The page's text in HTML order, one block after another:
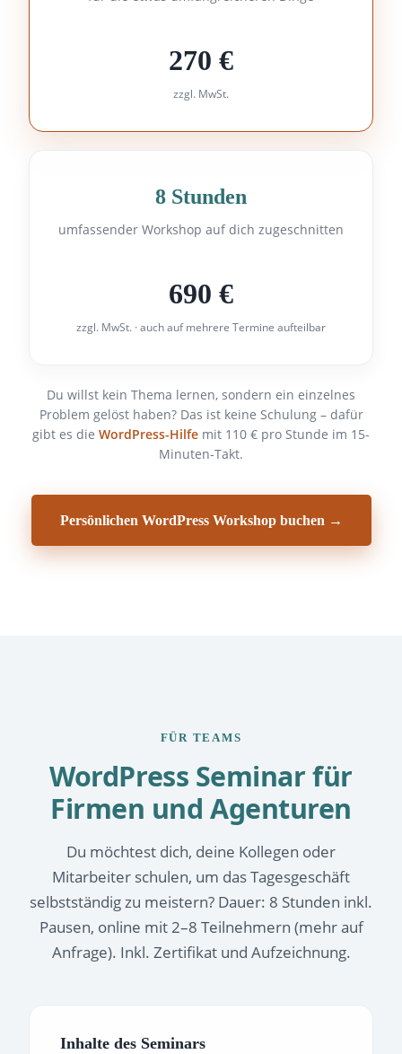
270 €
zzgl. MwSt.
8 Stunden
umfassender Workshop auf dich zugeschnitten
690 €
zzgl. MwSt. · auch auf mehrere Termine aufteilbar
Du willst kein Thema lernen, sondern ein einzelnes
Problem gelöst haben? Das ist keine Schulung – dafür
gibt es die WordPress-Hilfe mit 110 € pro Stunde im 15-
Minuten-Takt.
Persönlichen WordPress Workshop buchen →
FÜR TEAMS
WordPress Seminar für
Firmen und Agenturen
Du möchtest dich, deine Kollegen oder
Mitarbeiter schulen, um das Tagesgeschäft
selbstständig zu meistern? Dauer: 8 Stunden inkl.
Pausen, online mit 2–8 Teilnehmern (mehr auf
Anfrage). Inkl. Zertifikat und Aufzeichnung.
Inhalte des Seminars